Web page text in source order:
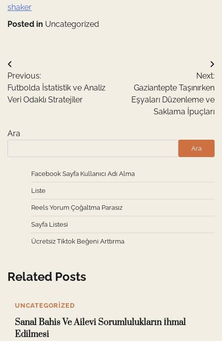
shaker
Posted in Uncategorized
Yazı
gezinmesi
Previous:
Futbolda İstatistik ve Analiz
Veri Odaklı Stratejiler
Next:
Gaziantepte Taşınırken
Eşyaları Düzenleme ve
Saklama İpuçları
Ara
Ara
Facebook Sayfa Kullanıcı Adı Alma
Liste
Reels Yorum Çoğaltma Parasız
Sayfa Listesi
Ücretsiz Tiktok Beğeni Arttırma
Related Posts
UNCATEGORIZED
Sanal Bahis Ve Ailevi Sorumlulukların İhmal
Edilmesi